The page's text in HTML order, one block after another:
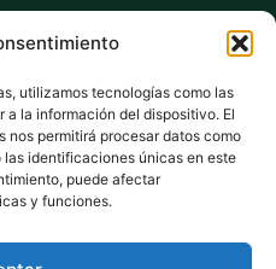
utilizamos tecnologías como las
la información del dispositivo. El
permitirá procesar datos como
identificaciones únicas en este
puede afectar
y funciones.